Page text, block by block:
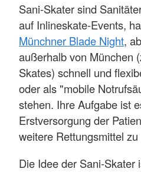
Sani-Skater sind
auf Inlineskate-Events,
Münchner Blade Night,
außerhalb von München
Skates) schnell und
oder als "mobile
stehen. Ihre Aufgabe ist
Erstversorgung der
weitere Rettungsmittel
Die Idee der Sani-Skater